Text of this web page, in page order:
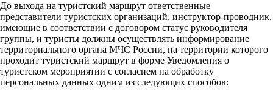
До выхода на туристский маршрут ответственные
представители туристских организаций, инструктор-проводник,
имеющие в соответствии с договором статус руководителя
группы, и туристы должны осуществлять информирование
территориального органа МЧС России, на территории которого
проходит туристский маршрут в форме Уведомления о
туристском мероприятии с согласием на обработку
персональных данных одним из следующих способов: